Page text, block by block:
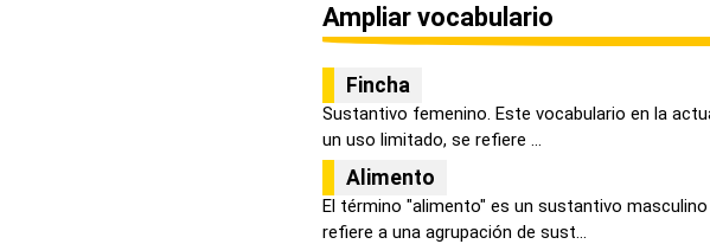
Ampliar vocabulario
Fincha
Sustantivo femenino. Este vocabulario en la
un uso limitado, se refiere ...
Alimento
El término "alimento" es un sustantivo masculino
refiere a una agrupación de sust...